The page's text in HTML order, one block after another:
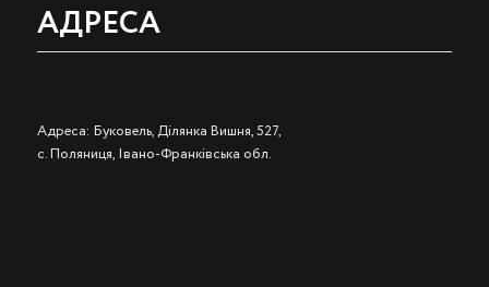
АДРЕСА
Адреса: Буковель, Ділянка Вишня, 527,
с. Поляниця, Івано-Франківська обл.